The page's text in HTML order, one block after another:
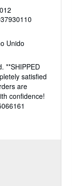
Unido
**SHIPPED
satisfied
are
confidence!